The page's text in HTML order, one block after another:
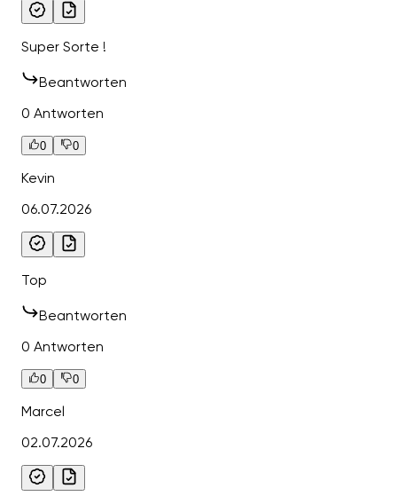
Super Sorte !
Beantworten
0 Antworten
0 0
Kevin
06.07.2026
Top
Beantworten
0 Antworten
0 0
Marcel
02.07.2026